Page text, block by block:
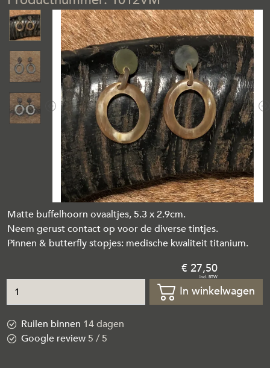
Previous
Matte buffelhoorn ovaaltjes, 5.3 x 2.9cm.
Neem gerust contact op voor de diverse tintjes.
Pinnen & butterfly stopjes: medische kwaliteit titanium.
27,50
In winkelwagen
Ruilen binnen 14 dagen
Google review5 / 5